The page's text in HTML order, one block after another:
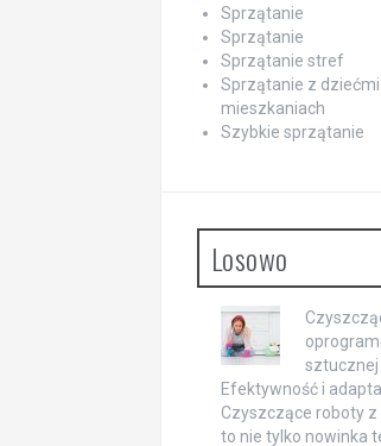
Sprzątanie
Sprzątanie
Sprzątanie stref
Sprzątanie z dziećmi
mieszkaniach
Szybkie sprzątanie
Losowo
sztucznej
Efektywność i
Czyszczące roboty
to nie tylko nowinka